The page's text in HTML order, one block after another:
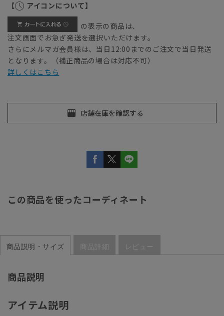
【 アイコンについて】
の表示の商品は、
注文画面でお急ぎ発送を選択いただけます。
さらにメルマガ会員様は、当日12:00までのご注文で当日発送
となります。（補正商品の場合は対応不可）
詳しくはこちら
この商品を使ったコーディネート
商品説明・サイズ 商品詳細 レビュー
商品説明
アイテム説明